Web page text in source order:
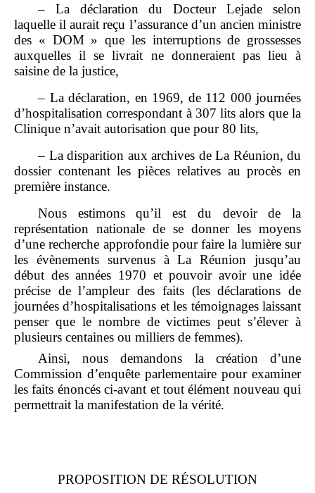
– La déclaration du Docteur Lejade selon
laquelle il aurait reçu l’assurance d’un ancien ministre
des « DOM » que les interruptions de grossesses
auxquelles il se livrait ne donneraient pas lieu à
saisine de la justice,
– La déclaration, en 1969, de 112 000 journées
d’hospitalisation correspondant à 307 lits alors que la
Clinique n’avait autorisation que pour 80 lits,
– La disparition aux archives de La Réunion, du
dossier contenant les pièces relatives au procès en
première instance.
Nous estimons qu’il est du devoir de la
représentation nationale de se donner les moyens
d’une recherche approfondie pour faire la lumière sur
les évènements survenus à La Réunion jusqu’au
début des années 1970 et pouvoir avoir une idée
précise de l’ampleur des faits (les déclarations de
journées d’hospitalisations et les témoignages laissant
penser que le nombre de victimes peut s’élever à
plusieurs centaines ou milliers de femmes).
Ainsi, nous demandons la création d’une
Commission d’enquête parlementaire pour examiner
les faits énoncés ci‑avant et tout élément nouveau qui
permettrait la manifestation de la vérité.
PROPOSITION DE RÉSOLUTION